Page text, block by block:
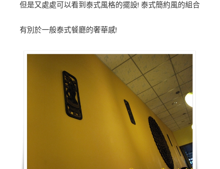
但是又處處可以看到泰式風格的擺設! 泰式簡約風的組合
有別於一般泰式餐廳的奢華感!